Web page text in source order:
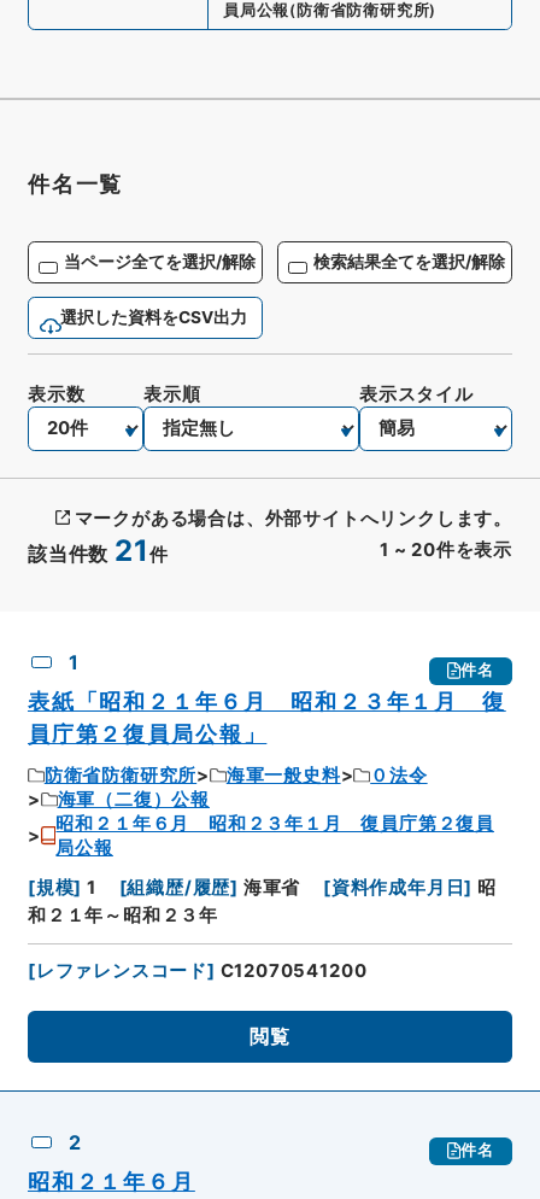
員局公報 ( 防衛省防衛研究所)
件名一覧
当ページ全てを選択/解除 検索結果全てを選択/解除
選択した資料をCSV出力
該当件数 21 件 1 ~ 20件を表示
表示数 表示順 表示スタイル
マークがある場合は、外部サイトへリンクします。
1 件名
表紙「昭和２１年６月 昭和２３年１月 復
員庁第２復員局公報」
防衛省防衛研究所 海軍一般史料
０法令
海軍（二復）公報
昭和２１年６月 昭和２３年１月 復員庁第２復員
局公報
[規模] 1 [組織歴/履歴] 海軍省 [資料作成年月日] 昭
和２１年～昭和２３年
[レファレンスコード] C12070541200
閲覧
2 件名
昭和２１年６月